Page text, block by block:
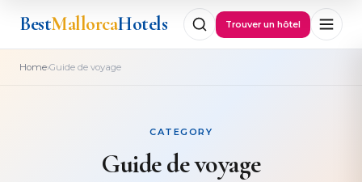
BestMallorcaHotels Trouver un hôtel
Home›Guide de voyage
CATEGORY
Guide de voyage